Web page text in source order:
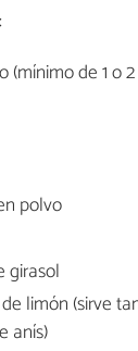
(mínimo de 1 o
polvo
girasol
limón (sirve
anís)